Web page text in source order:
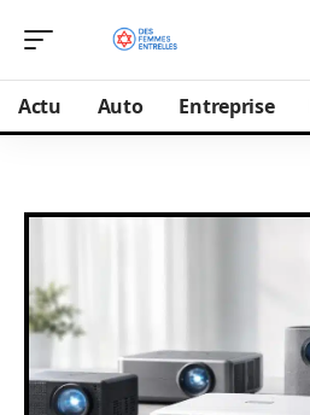
Actu Auto Entreprise